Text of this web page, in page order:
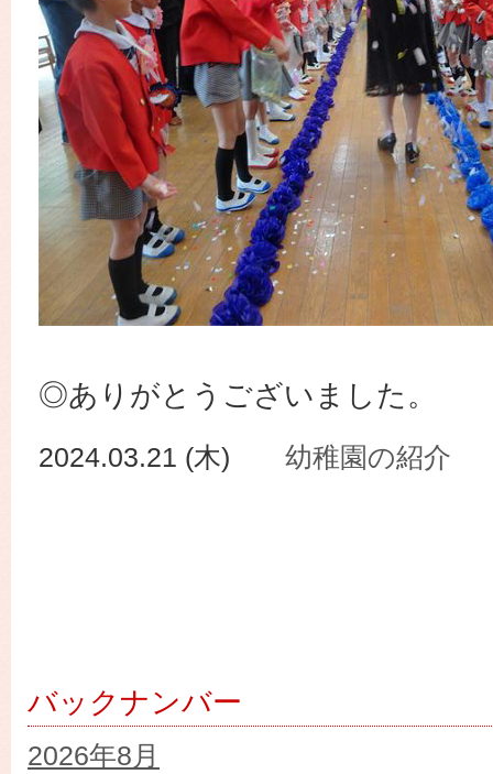
◎ありがとうございました。
2024.03.21 (木) 幼稚園の紹介
バックナンバー
2026年8月